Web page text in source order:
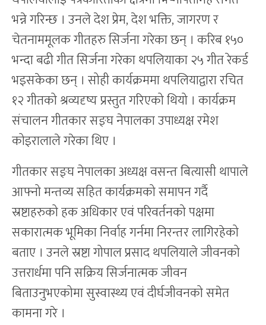
भन्ने गरिन्छ । उनले देश प्रेम, देश भक्ति, जागरण र
चेतनाममूलक गीतहरु सिर्जना गरेका छन् । करिब १५०
भन्दा बढी गीत सिर्जना गरेका थपलियाका २५ गीत रेकर्ड
भइसकेका छन् । सोही कार्यक्रममा थपलियाद्वारा रचित
१२ गीतको श्रव्यदृष्य प्रस्तुत गरिएको थियो । कार्यक्रम
संचालन गीतकार सङ्घ नेपालका उपाध्यक्ष रमेश
कोइरालाले गरेका थिए ।
गीतकार सङ्घ नेपालका अध्यक्ष वसन्त बित्यासी थापाले
आफ्नो मन्तव्य सहित कार्यक्रमको समापन गर्दै
स्रष्टाहरुको हक अधिकार एवं परिवर्तनको पक्षमा
सकारात्मक भूमिका निर्वाह गर्नमा निरन्तर लागिरहेको
बताए । उनले स्रष्टा गोपाल प्रसाद थपलियाले जीवनको
उत्तरार्धमा पनि सक्रिय सिर्जनात्मक जीवन
बिताउनुभएकोमा सुस्वास्थ्य एवं दीर्घजीवनको समेत
कामना गरे ।